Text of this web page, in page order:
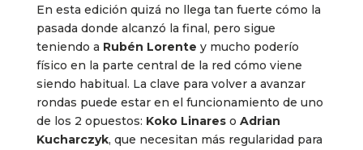
En esta edición quizá no llega tan fuerte cómo la
pasada donde alcanzó la final, pero sigue
teniendo a Rubén Lorente y mucho poderío
físico en la parte central de la red cómo viene
siendo habitual. La clave para volver a avanzar
rondas puede estar en el funcionamiento de uno
de los 2 opuestos: Koko Linareso Adrian
Kucharczyk, que necesitan más regularidad para